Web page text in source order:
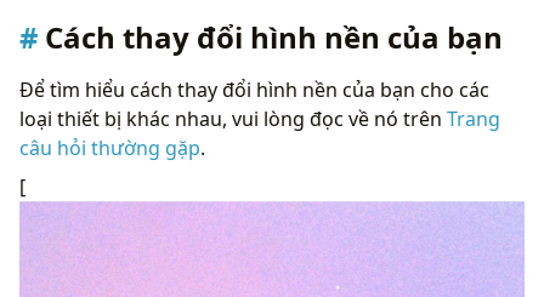
Cách thay đổi hình nền của bạn
Để tìm hiểu cách thay đổi hình nền của bạn cho các
loại thiết bị khác nhau, vui lòng đọc về nó trên Trang
câu hỏi thường gặp.
[